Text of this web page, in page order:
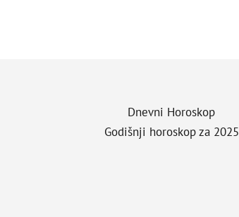
Dnevni Horoskop
Godišnji horoskop za 2025